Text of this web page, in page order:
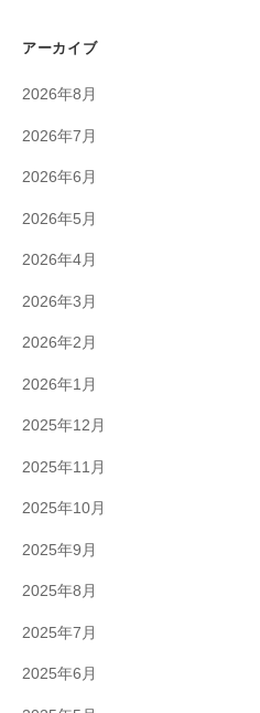
アーカイブ
2026年8月
2026年7月
2026年6月
2026年5月
2026年4月
2026年3月
2026年2月
2026年1月
2025年12月
2025年11月
2025年10月
2025年9月
2025年8月
2025年7月
2025年6月